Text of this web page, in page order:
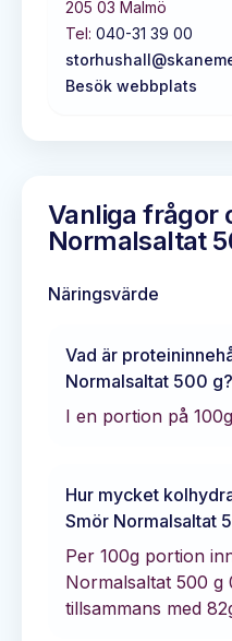
205 03 Malmö
Tel: 040-31 39 00
Besök webbplats
Vanliga frågor
Normalsaltat
Näringsvärde
Vad är
Normalsaltat 500 g?
I en portion på
Hur mycket
Smör Normalsaltat
Per 100g portion
Normalsaltat 500 g
tillsammans med 82